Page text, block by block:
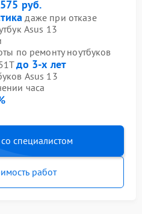
руб.
даже при отказе
Asus 13
по ремонту ноутбуков
до 3-х лет
Asus 13
часа
специалистом
работ